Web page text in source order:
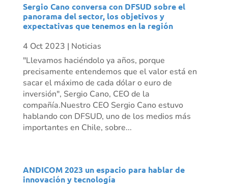
Sergio Cano conversa con DFSUD sobre el
panorama del sector, los objetivos y
expectativas que tenemos en la región
4 Oct 2023 | Noticias
"Llevamos haciéndolo ya años, porque
precisamente entendemos que el valor está en
sacar el máximo de cada dólar o euro de
inversión", Sergio Cano, CEO de la
compañía.Nuestro CEO Sergio Cano estuvo
hablando con DFSUD, uno de los medios más
importantes en Chile, sobre...
ANDICOM 2023 un espacio para hablar de
innovación y tecnología